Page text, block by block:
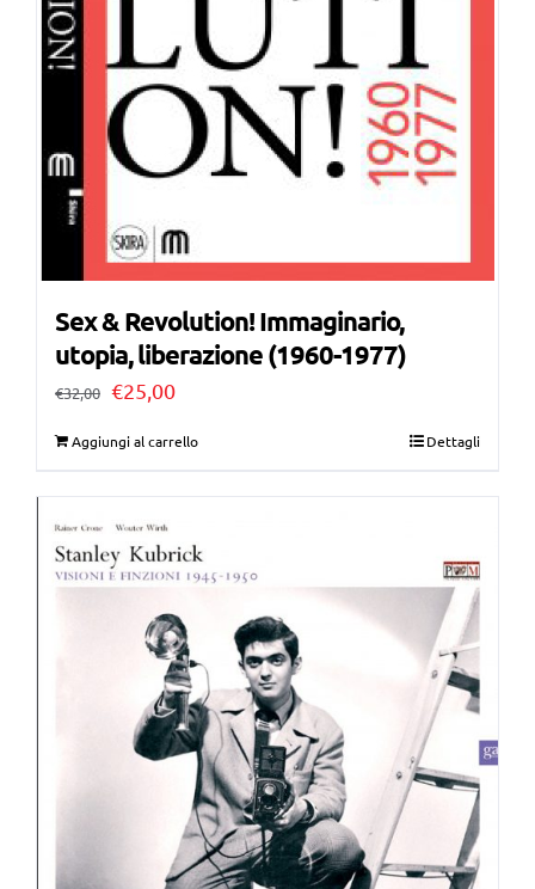
Sex & Revolution! Immaginario,
utopia, liberazione (1960-1977)
€32,00 Il
€32,00.
€25,00Il
€25,00.
Aggiungi al carrello Dettagli